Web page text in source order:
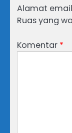
Alamat
Ruas yang
Komentar *